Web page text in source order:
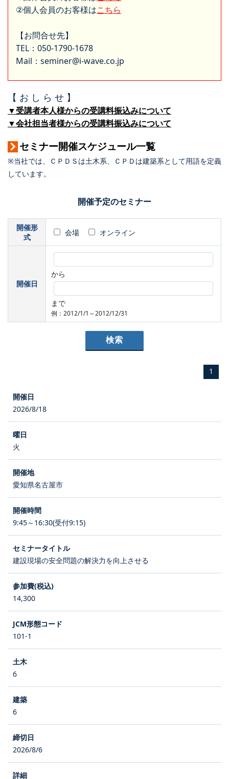
②個人会員のお客様はこちら
【お問合せ先】
TEL：050-1790-1678
Mail：seminer@i-wave.co.jp
【 お し ら せ 】
▼受講者本人様からの受講料振込みについて
▼会社担当者様からの受講料振込みについて
セミナー開催スケジュール一覧
※当社では、ＣＰＤＳは土木系、ＣＰＤは建築系として用語を定義
しています。
開催予定のセミナー
開催形
式
会場 オンライン
開催日
から
まで
例：2012/1/1～2012/12/31
1
2026/8/18
火
愛知県名古屋市
9:45～16:30(受付9:15)
建設現場の安全問題の解決力を向上させる
14,300
101-1
6
6
2026/8/6